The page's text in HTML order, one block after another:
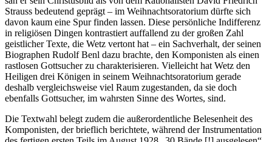
Strauss bedeutend geprägt – im Weihnachtsoratorium dürfte sich
davon kaum eine Spur finden lassen. Diese persönliche Indifferenz
in religiösen Dingen kontrastiert auffallend zu der großen Zahl
geistlicher Texte, die Wetz vertont hat – ein Sachverhalt, der seinen
Biographen Rudolf Benl dazu brachte, den Komponisten als einen
rastlosen Gottsucher zu charakterisieren. Vielleicht hat Wetz den
Heiligen drei Königen in seinem Weihnachtsoratorium gerade
deshalb vergleichsweise viel Raum zugestanden, da sie doch
ebenfalls Gottsucher, im wahrsten Sinne des Wortes, sind.
Die Textwahl belegt zudem die außerordentliche Belesenheit des
Komponisten, der brieflich berichtete, während der Instrumentation